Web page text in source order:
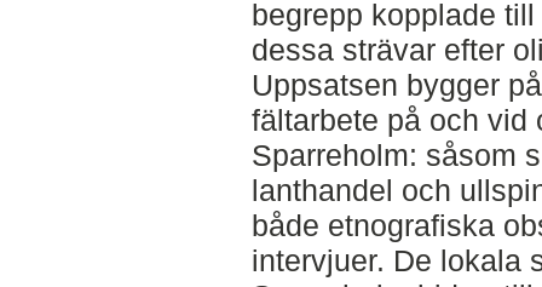
begrepp kopplade
dessa strävar efter
Uppsatsen bygger
fältarbete på och vid
Sparreholm: såsom
lanthandel och
både etnografiska
intervjuer. De lokala